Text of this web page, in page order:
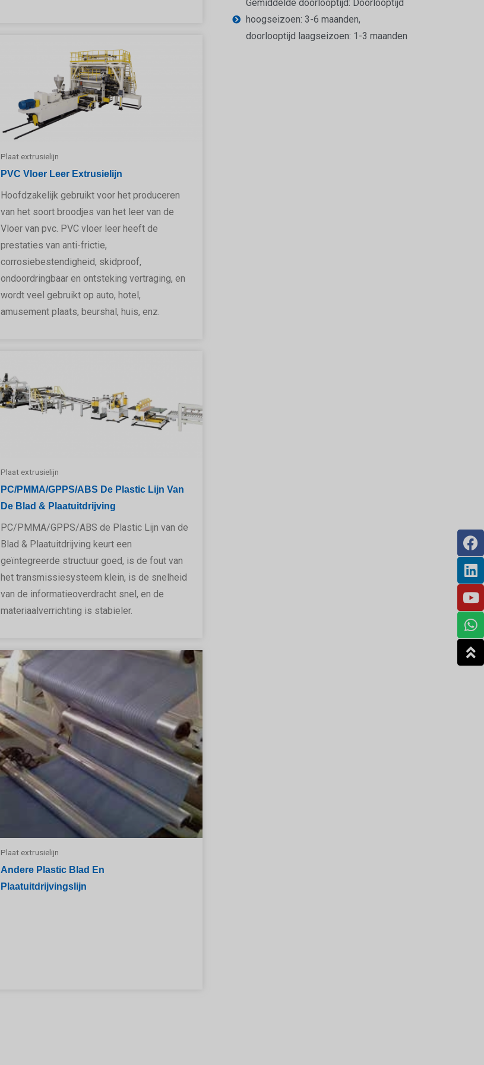
Plaat extrusielijn
PVC Vloer Leer Extrusielijn
Hoofdzakelijk gebruikt voor het produceren
van het soort broodjes van het leer van de
Vloer van pvc. PVC vloer leer heeft de
prestaties van anti-frictie,
corrosiebestendigheid, skidproof,
ondoordringbaar en ontsteking vertraging, en
wordt veel gebruikt op auto, hotel,
amusement plaats, beurshal, huis, enz.
Plaat extrusielijn
PC/PMMA/GPPS/ABS De Plastic Lijn Van
De Blad & Plaatuitdrijving
PC/PMMA/GPPS/ABS de Plastic Lijn van de
Blad & Plaatuitdrijving keurt een
geïntegreerde structuur goed, is de fout van
het transmissiesysteem klein, is de snelheid
van de informatieoverdracht snel, en de
materiaalverrichting is stabieler.
Plaat extrusielijn
Andere Plastic Blad En
Plaatuitdrijvingslijn
Gemiddelde doorlooptijd: Doorlooptijd
hoogseizoen: 3-6 maanden,
doorlooptijd laagseizoen: 1-3 maanden